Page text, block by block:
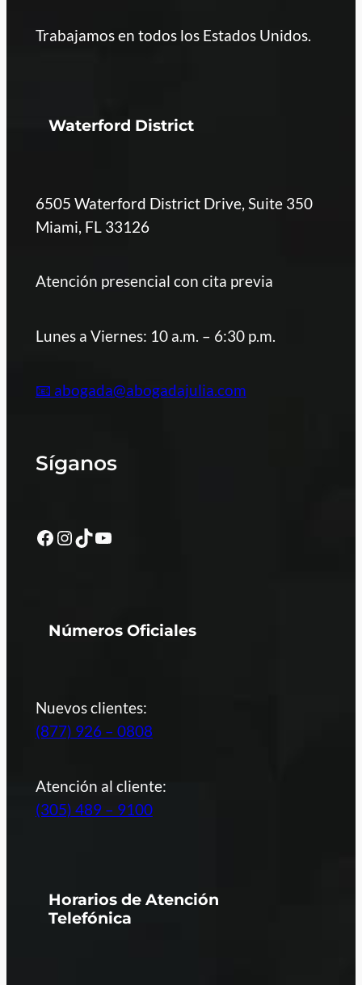
Trabajamos en todos los Estados Unidos.
Waterford District
6505 Waterford District Drive, Suite 350
Miami, FL 33126
Atención presencial con cita previa
Lunes a Viernes: 10 a.m. – 6:30 p.m.
📧 abogada@abogadajulia.com
Síganos
Facebook Instagram TikTok YouTube
Números Oficiales
Nuevos clientes:
(877) 926 – 0808
Atención al cliente:
(305) 489 – 9100
Horarios de Atención
Telefónica